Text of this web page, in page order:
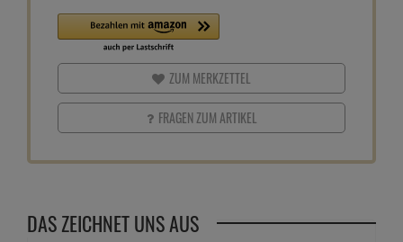
ZUM MERKZETTEL
FRAGEN ZUM ARTIKEL
DAS ZEICHNET UNS AUS